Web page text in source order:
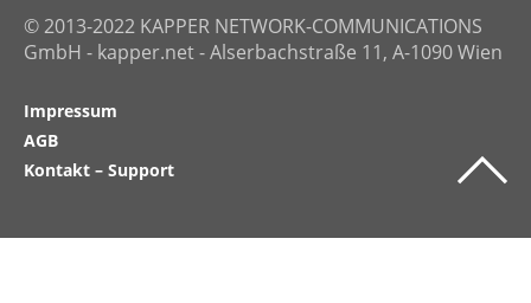
© 2013-2022 KAPPER NETWORK-COMMUNICATIONS
GmbH - kapper.net - Alserbachstraße 11, A-1090 Wien
Impressum
AGB
Kontakt – Support